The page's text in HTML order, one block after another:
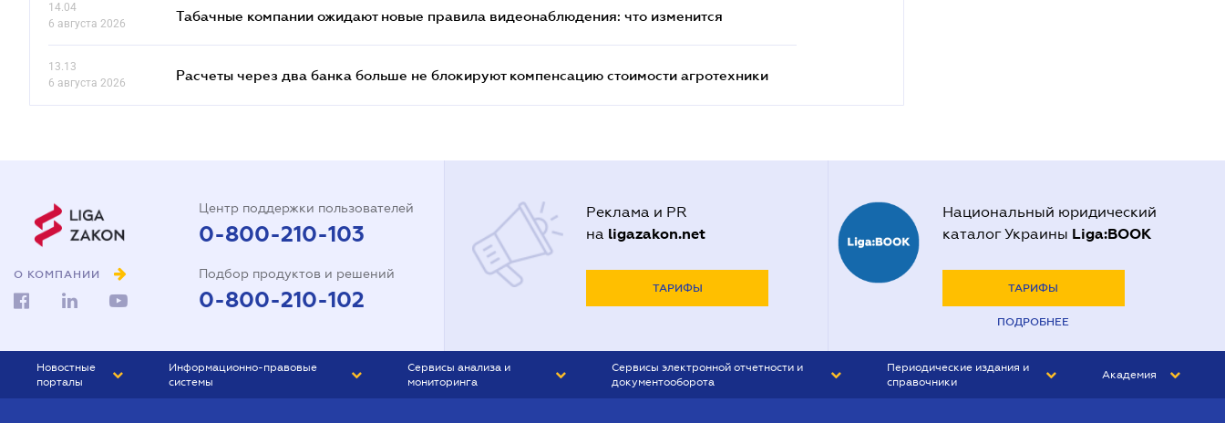
14.04
6 августа 2026
Табачные компании ожидают новые правила видеонаблюдения: что изменится
13.13
6 августа 2026
Расчеты через два банка больше не блокируют компенсацию стоимости агротехники
О КОМПАНИИ
Центр поддержки пользователей
0-800-210-103
Подбор продуктов и решений
0-800-210-102
Реклама и PR
на ligazakon.net
ТАРИФЫ
Национальный юридический
каталог Украины Liga:BOOK
ТАРИФЫ
ПОДРОБНЕЕ
Новостные
порталы
Информационно-правовые
системы
Сервисы анализа и
мониторинга
Сервисы электронной отчетности и
документооборота
Периодические издания и
справочники
Академия